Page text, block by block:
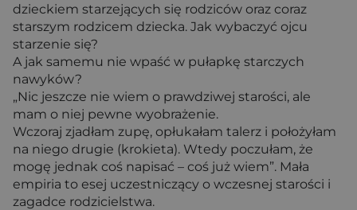
dzieckiem starzejących się rodziców oraz coraz
starszym rodzicem dziecka. Jak wybaczyć ojcu
starzenie się?
A jak samemu nie wpaść w pułapkę starczych
nawyków?
„Nic jeszcze nie wiem o prawdziwej starości, ale
mam o niej pewne wyobrażenie.
Wczoraj zjadłam zupę, opłukałam talerz i położyłam
na niego drugie (krokieta). Wtedy poczułam, że
mogę jednak coś napisać – coś już wiem”. Mała
empiria to esej uczestniczący o wczesnej starości i
zagadce rodzicielstwa.